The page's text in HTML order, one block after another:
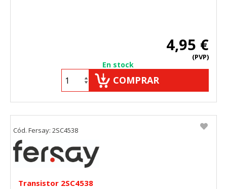
4,95 €
(PVP)
En stock
COMPRAR
Transistor 2SC4538
Cód. Fersay: 2SC4538